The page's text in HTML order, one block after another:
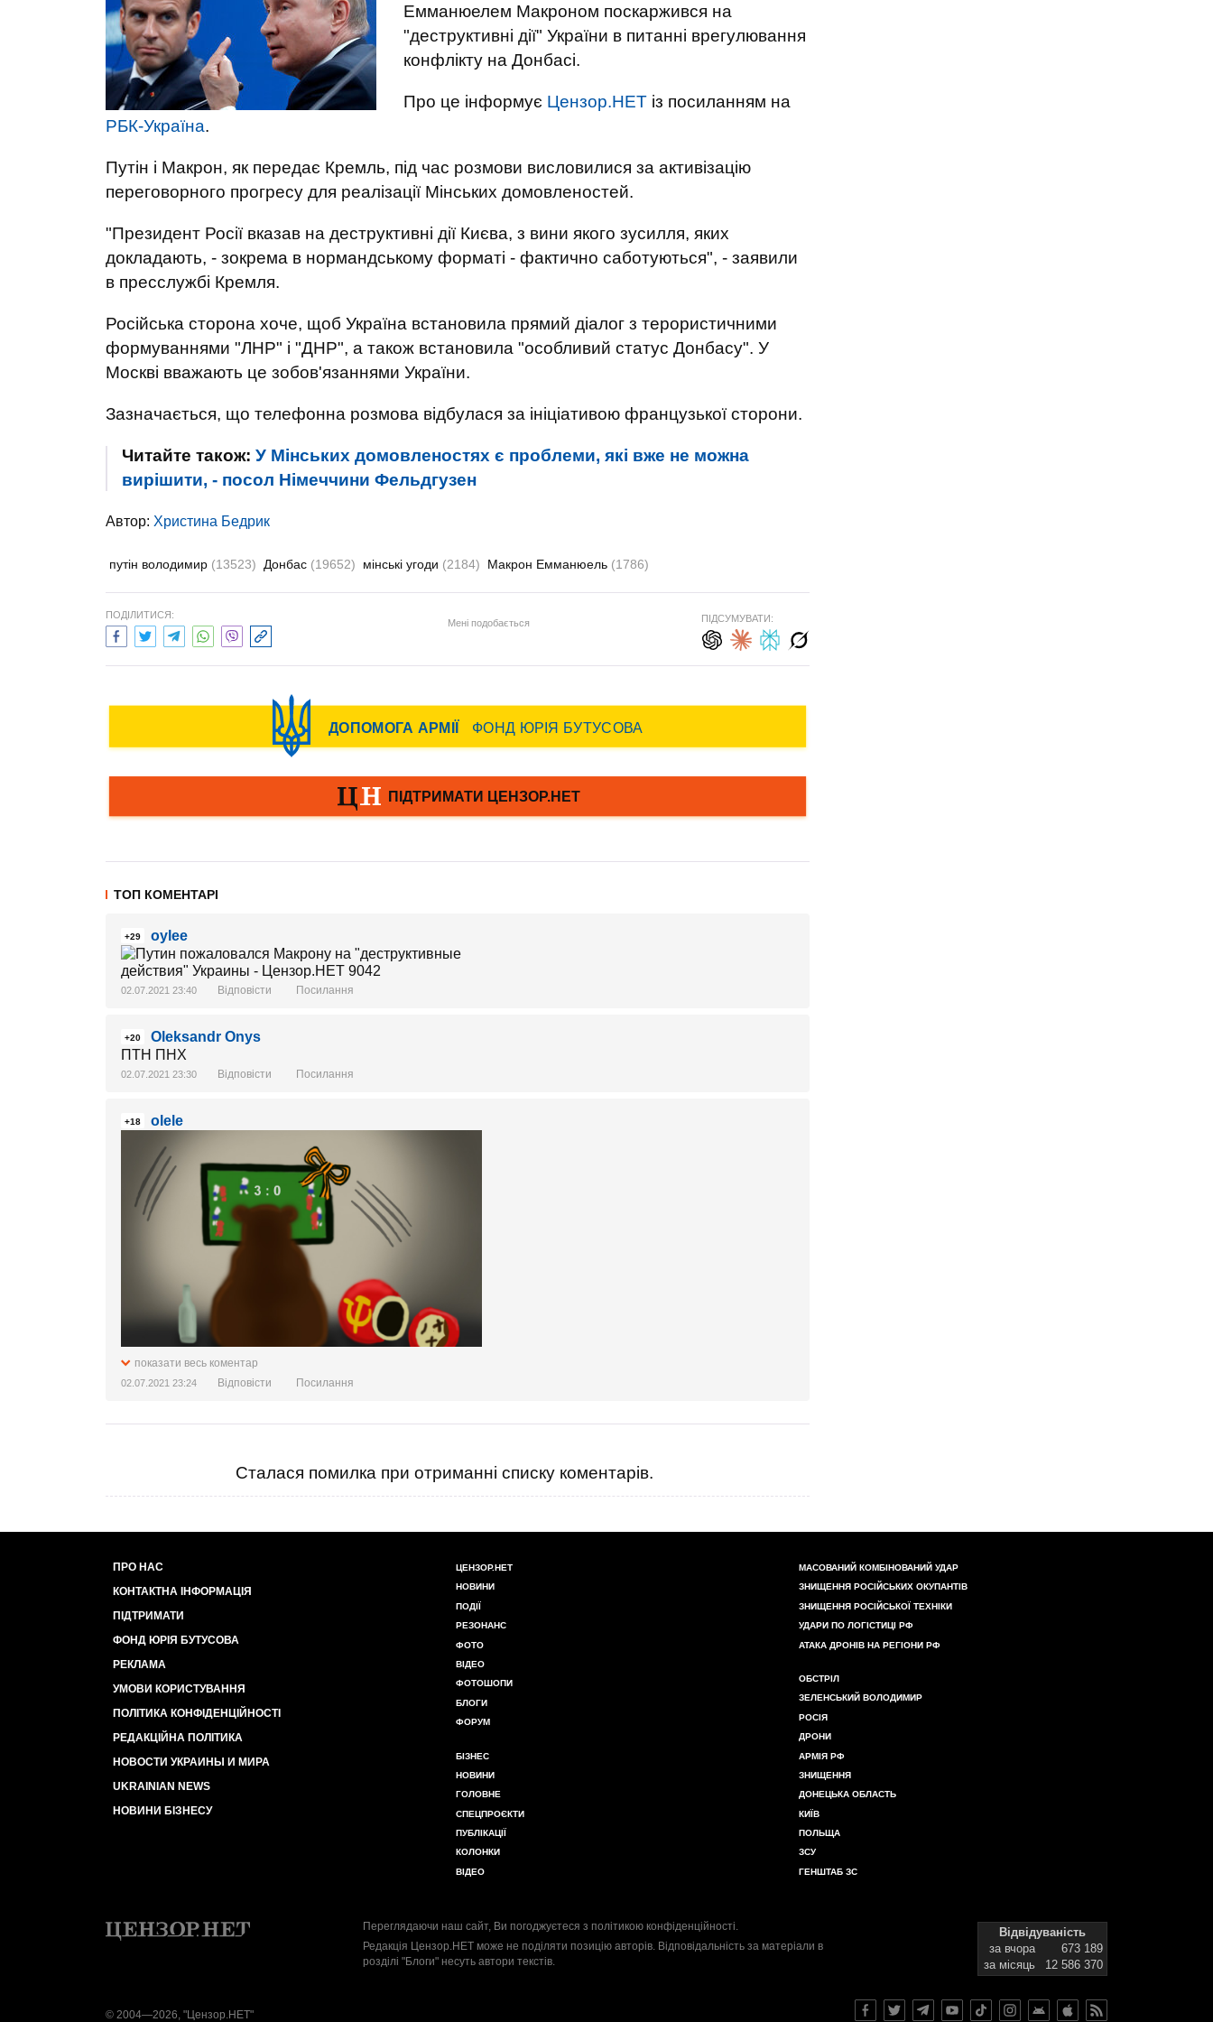
Емманюелем Макроном поскаржився на
"деструктивні дії" України в питанні врегулювання
конфлікту на Донбасі.
Про це інформує Цензор.НЕТ із посиланням на
РБК-Україна.
Путін і Макрон, як передає Кремль, під час розмови висловилися за активізацію
переговорного прогресу для реалізації Мінських домовленостей.
"Президент Росії вказав на деструктивні дії Києва, з вини якого зусилля, яких
докладають, - зокрема в нормандському форматі - фактично саботуються", - заявили
в пресслужбі Кремля.
Російська сторона хоче, щоб Україна встановила прямий діалог з терористичними
формуваннями "ЛНР" і "ДНР", а також встановила "особливий статус Донбасу". У
Москві вважають це зобов'язаннями України.
Зазначається, що телефонна розмова відбулася за ініціативою французької сторони.
Читайте також: У Мінських домовленостях є проблеми, які вже не можна
вирішити, - посол Німеччини Фельдгузен
Автор: Христина Бедрик
путін володимир (13523) Донбас (19652) мінські угоди (2184) Макрон Емманюель (1786)
ПОДІЛИТИСЯ:
Мені подобається ПІДСУМУВАТИ:
ТОП КОМЕНТАРІ
+29 oylee
02.07.2021 23:40 Відповісти Посилання
+20
Oleksandr Onys
ПТН ПНХ
02.07.2021 23:30 Відповісти Посилання
+18 olele
показати весь коментар
02.07.2021 23:24 Відповісти Посилання
Сталася помилка при отриманні списку коментарів.
ПРО НАС
КОНТАКТНА ІНФОРМАЦІЯ
ПІДТРИМАТИ
ФОНД ЮРІЯ БУТУСОВА
РЕКЛАМА
УМОВИ КОРИСТУВАННЯ
ПОЛІТИКА КОНФІДЕНЦІЙНОСТІ
РЕДАКЦІЙНА ПОЛІТИКА
НОВОСТИ УКРАИНЫ И МИРА
UKRAINIAN NEWS
НОВИНИ БІЗНЕСУ
ЦЕНЗОР.НЕТ
НОВИНИ
ПОДІЇ
РЕЗОНАНС
ФОТО
ВІДЕО
ФОТОШОПИ
БЛОГИ
ФОРУМ
БІЗНЕС
НОВИНИ
ГОЛОВНЕ
СПЕЦПРОЄКТИ
ПУБЛІКАЦІЇ
КОЛОНКИ
ВІДЕО
МАСОВАНИЙ КОМБІНОВАНИЙ УДАР
ЗНИЩЕННЯ РОСІЙСЬКИХ ОКУПАНТІВ
ЗНИЩЕННЯ РОСІЙСЬКОЇ ТЕХНІКИ
УДАРИ ПО ЛОГІСТИЦІ РФ
АТАКА ДРОНІВ НА РЕГІОНИ РФ
ОБСТРІЛ
ЗЕЛЕНСЬКИЙ ВОЛОДИМИР
РОСІЯ
ДРОНИ
АРМІЯ РФ
ЗНИЩЕННЯ
ДОНЕЦЬКА ОБЛАСТЬ
КИЇВ
ПОЛЬЩА
ЗСУ
ГЕНШТАБ ЗС
Переглядаючи наш сайт, Ви погоджуєтеся з політикою конфіденційності.
Редакція Цензор.НЕТ може не поділяти позицію авторів. Відповідальність за матеріали в
розділі "Блоги" несуть автори текстів.
Відвідуваність
за вчора
673 189
за місяць
12 586 370
© 2004—2026, "Цензор.НЕТ"